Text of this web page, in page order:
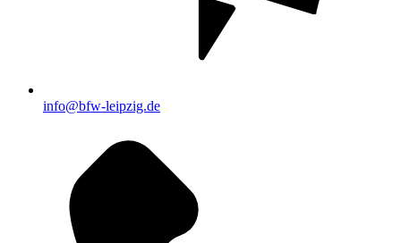
info@bfw-leipzig.de